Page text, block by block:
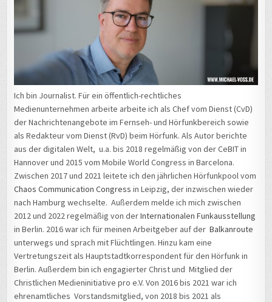
Ich bin Journalist. Für ein öffentlich-rechtliches
Medienunternehmen arbeite arbeite ich als Chef vom Dienst (CvD)
der Nachrichtenangebote im Fernseh- und Hörfunkbereich sowie
als Redakteur vom Dienst (RvD) beim Hörfunk. Als Autor berichte
aus der digitalen Welt, u.a. bis 2018 regelmäßig von der CeBIT in
Hannover und 2015 vom Mobile World Congress in Barcelona.
Zwischen 2017 und 2021 leitete ich den jährlichen Hörfunkpool vom
Chaos Communication Congress in Leipzig, der inzwischen wieder
nach Hamburg wechselte. Außerdem melde ich mich zwischen
2012 und 2022 regelmäßig von derInternationalen Funkausstellung
in Berlin. 2016 war ich für meinen Arbeitgeber auf derBalkanroute
unterwegs und sprach mit Flüchtlingen. Hinzu kam eine
Vertretungszeit als Hauptstadtkorrespondent für den Hörfunk in
Berlin. Außerdem bin ich engagierter Christ und Mitglied der
Christlichen Medieninitiative pro e.V. Von 2016 bis 2021 war ich
ehrenamtliches Vorstandsmitglied, von 2018 bis 2021 als